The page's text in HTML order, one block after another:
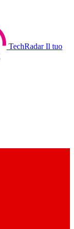
TechRadar Il tuo